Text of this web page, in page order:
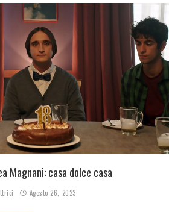
Magnani: casa dolce casa
Agosto 26, 2023